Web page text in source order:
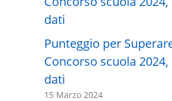
Punteggio per
Concorso scuola 2024,
dati
15 Marzo 2024